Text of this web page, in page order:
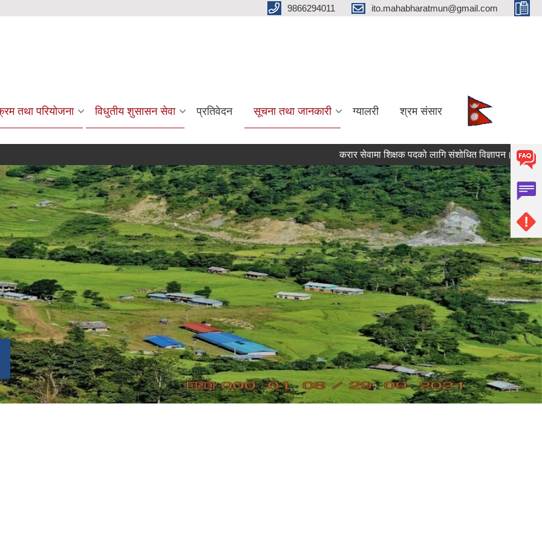
9866294011 ito.mahabharatmun@gmail.com
तथा परियोजना विधुतीय शुसासन सेवा प्रतिवेदन सूचना तथा जानकारी ग्यालरी श्रम संसार
करार सेवामा शिक्षक पदको लागि संशोधित विज्ञापन। तालिमको
Pages « first ‹ previous